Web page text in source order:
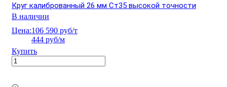
Круг калиброванный 26 мм Ст35 высокой точности
В наличии
Цена:106 590 руб/т
444 руб/м
Купить